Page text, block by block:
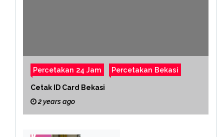
Percetakan 24 Jam Percetakan Bekasi
Cetak ID Card Bekasi
2 years ago